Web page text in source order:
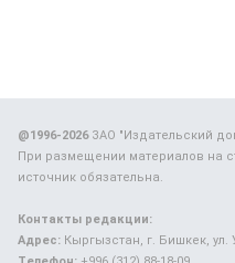
@1996-2026ЗАО "Издательский
При размещении материалов на
источник обязательна.
Контакты редакции:
Адрес: Кыргызстан, г. Бишкек, ул.